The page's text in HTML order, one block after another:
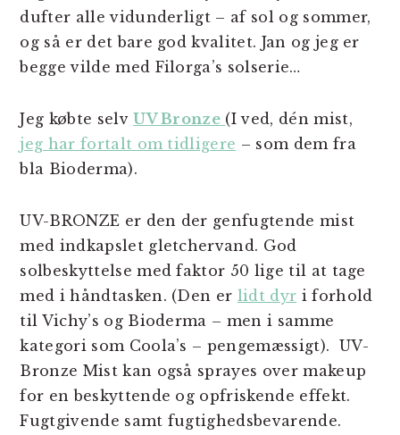
dufter alle vidunderligt – af sol og sommer,
og så er det bare god kvalitet. Jan og jeg er
begge vilde med Filorga’s solserie…
Jeg købte selvUV Bronze (I ved, dén mist,
jeg har fortalt om tidligere – som dem fra
bla Bioderma).
UV-BRONZE er den der genfugtende mist
med indkapslet gletchervand. God
solbeskyttelse med faktor 50 lige til at tage
med i håndtasken. (Den er lidt dyr i forhold
til Vichy’s og Bioderma – men i samme
kategori som Coola’s – pengemæssigt). UV-
Bronze Mist kan også sprayes over makeup
for en beskyttende og opfriskende effekt.
Fugtgivende samt fugtighedsbevarende.